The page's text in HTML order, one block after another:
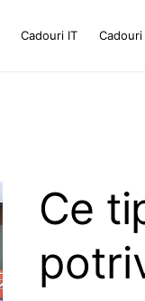
Cadouri IT
Ce